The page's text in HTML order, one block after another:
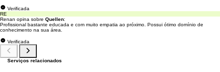
Verificada
RE
Renan opina sobre Quellen:
Profissional bastante educada e com muito empatia ao próximo. Possui ótimo domínio de
conhecimento na sua área.
Verificada
Serviços relacionados